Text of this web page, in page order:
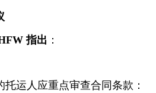
指出 ：
托运人应重点审查合同条款：